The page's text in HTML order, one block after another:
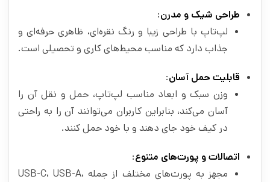
طراحی شیک و مدرن:
لپ‌تاپ با طراحی زیبا و رنگ نقره‌ای، ظاهری حرفه‌ای و
جذاب دارد که مناسب محیط‌های کاری و تحصیلی است.
قابلیت حمل آسان:
وزن سبک و ابعاد مناسب لپ‌تاپ، حمل و نقل آن را
آسان می‌کند، بنابراین کاربران می‌توانند آن را به راحتی
در کیف خود جای دهند و با خود حمل کنند.
اتصالات و پورت‌های متنوع:
مجهز به پورت‌های مختلف از جمله USB-C، USB-A،